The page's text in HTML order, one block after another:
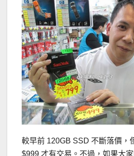
較早前 120GB SSD 不斷落價，
$999 才有交易。不過，如果大